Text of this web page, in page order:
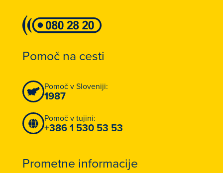
Pomoč na cesti
Pomoč v Sloveniji:
1987
Pomoč v tujini:
+386 1 530 53 53
Prometne informacije